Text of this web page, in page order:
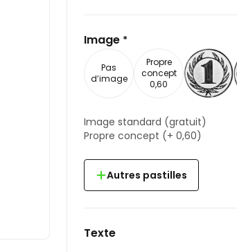
Image *
Pas
d’image
Propre
concept
0,60
Image standard (gratuit)
Propre concept (+ 0,60)
Autres pastilles
Texte